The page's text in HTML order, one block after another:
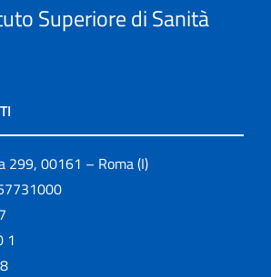
Superiore di Sanità
299, 00161 – Roma (I)
1